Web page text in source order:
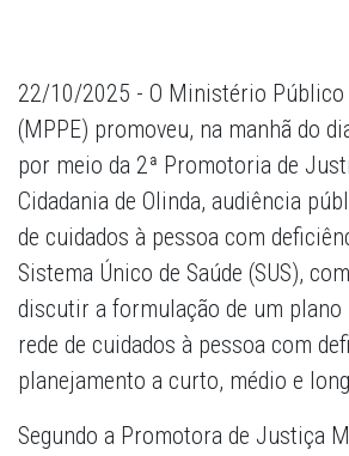
22/10/2025 - O Ministério Público
(MPPE) promoveu, na manhã do
por meio da 2ª Promotoria de
Cidadania de Olinda, audiência
de cuidados à pessoa com
Sistema Único de Saúde (SUS),
discutir a formulação de um
rede de cuidados à pessoa com
planejamento a curto, médio e
Segundo a Promotora de Justiça